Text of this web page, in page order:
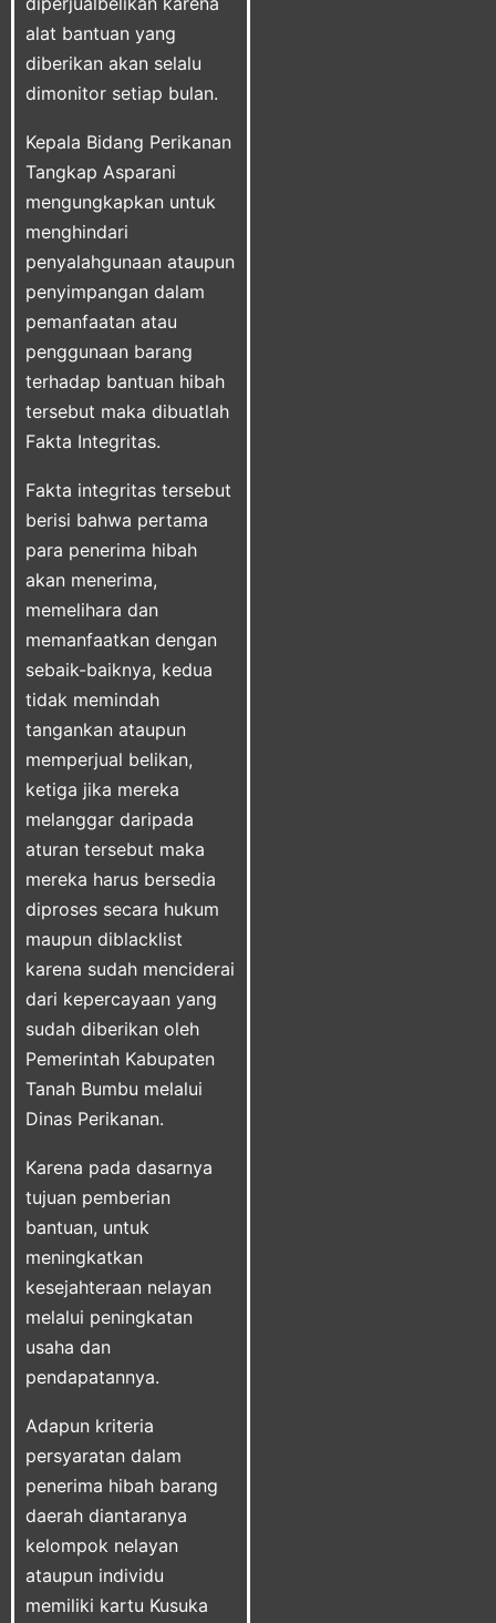
alat bantuan yang
diberikan akan selalu
dimonitor setiap bulan.
Kepala Bidang Perikanan
Tangkap Asparani
mengungkapkan untuk
menghindari
penyalahgunaan ataupun
penyimpangan dalam
pemanfaatan atau
penggunaan barang
terhadap bantuan hibah
tersebut maka dibuatlah
Fakta Integritas.
Fakta integritas tersebut
berisi bahwa pertama
para penerima hibah
akan menerima,
memelihara dan
memanfaatkan dengan
sebaik-baiknya, kedua
tidak memindah
tangankan ataupun
memperjual belikan,
ketiga jika mereka
melanggar daripada
aturan tersebut maka
mereka harus bersedia
diproses secara hukum
maupun diblacklist
karena sudah menciderai
dari kepercayaan yang
sudah diberikan oleh
Pemerintah Kabupaten
Tanah Bumbu melalui
Dinas Perikanan.
Karena pada dasarnya
tujuan pemberian
bantuan, untuk
meningkatkan
kesejahteraan nelayan
melalui peningkatan
usaha dan
pendapatannya.
Adapun kriteria
persyaratan dalam
penerima hibah barang
daerah diantaranya
kelompok nelayan
ataupun individu
memiliki kartu Kusuka